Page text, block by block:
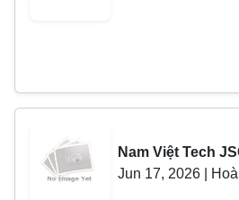
Nam Việt Tech
Jun 17, 2026